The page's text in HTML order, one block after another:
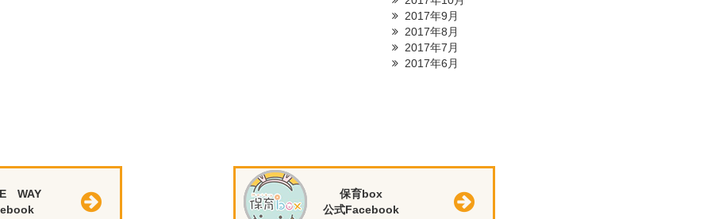
2017年9月
2017年8月
2017年7月
2017年6月
WAY
保育box
公式Facebook